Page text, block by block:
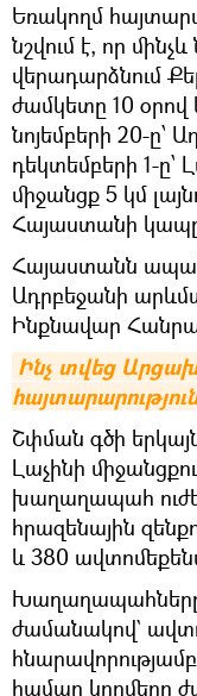
Եռակողմ
նշվում է, որ
վերադարձնում
ժամկետը 10 օրով
նոյեմբերի 20-ը՝
դեկտեմբերի 1-ը՝
միջանցք 5 կմ
Հայաստանի կապը,
Հայաստանն
Ադրբեջանի
Ինքնավար
Ինչ տվեց
Շփման գծի
Լաչինի
խաղաղապահ
հրազենային
և 380
Խաղաղապահները
ժամանակով`
համար կողմերը